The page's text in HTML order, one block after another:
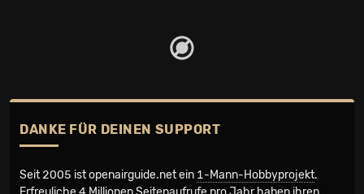
DANKE FÜR DEINEN SUPPORT
Seit 2005 ist openairguide.net ein 1-Mann-Hobbyprojekt.